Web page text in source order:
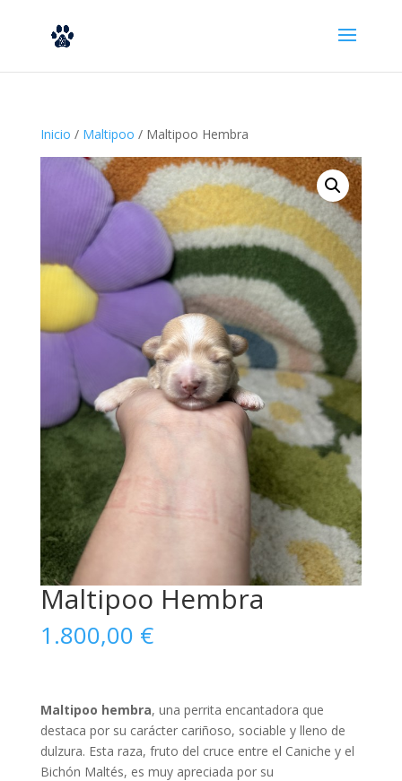
Inicio / Maltipoo / Maltipoo Hembra
Maltipoo Hembra
1.800,00 €
Maltipoo hembra, una perrita encantadora que
destaca por su carácter cariñoso, sociable y lleno de
dulzura. Esta raza, fruto del cruce entre el Caniche y el
Bichón Maltés, es muy apreciada por su